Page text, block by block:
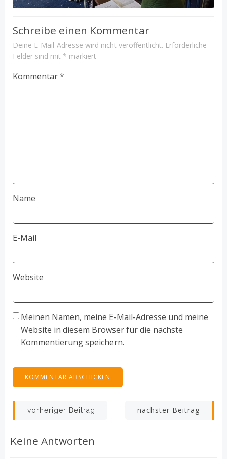
Schreibe einen Kommentar
Deine E-Mail-Adresse wird nicht veröffentlicht. Erforderliche
Felder sind mit * markiert
Kommentar*
Name
E-Mail
Website
Meinen Namen, meine E-Mail-Adresse und meine
Website in diesem Browser für die nächste
Kommentierung speichern.
Beitragsnavigation
vorheriger Beitrag nächster Beitrag
Keine Antworten